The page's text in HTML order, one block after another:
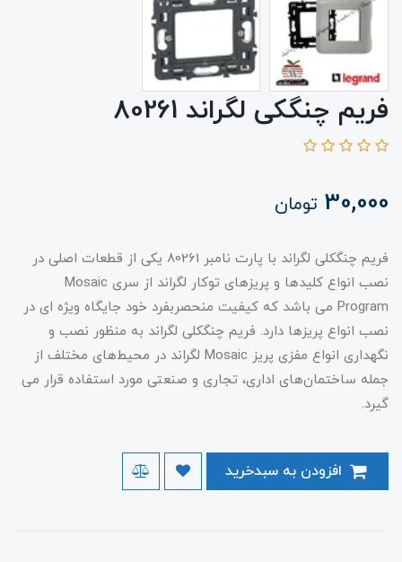
فریم چنگکی لگراند 80261
30,000 تومان
فریم چنگکلی لگراند با پارت نامبر 80261 یکی از قطعات اصلی در
نصب انواع کلیدها و پریزهای توکار لگراند از سری Mosaic
Program می باشد که کیفیت منحصربفرد خود جایگاه ویژه ای در
نصب انواع پریزها دارد. فریم چنگکلی لگراند به منظور نصب و
نگهداری انواع مفزی پریز Mosaic لگراند در محیط‌های مختلف از
جمله ساختمان‌های اداری، تجاری و صنعتی مورد استفاده قرار می
گیرد.